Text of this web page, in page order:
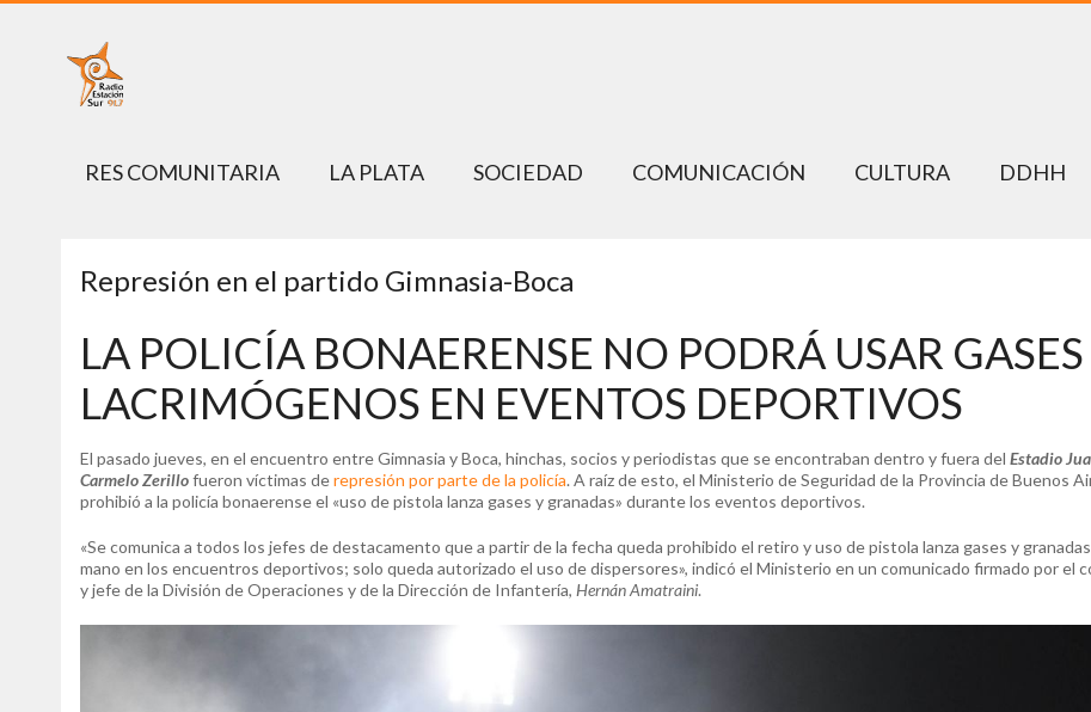
RES COMUNITARIA LA PLATA SOCIEDAD COMUNICACIÓN CULTURA DDHH
Represión en el partido Gimnasia-Boca
LA POLICÍA BONAERENSE NO PODRÁ USAR GASES
LACRIMÓGENOS EN EVENTOS DEPORTIVOS
El pasado jueves, en el encuentro entre Gimnasia y Boca, hinchas, socios y periodistas que se encontraban dentro y fuera del Estadio
Carmelo Zerillofueron víctimas derepresión por parte de la policía. A raíz de esto, el Ministerio de Seguridad de la Provincia de Buenos
prohibió a la policía bonaerense el «uso de pistola lanza gases y granadas» durante los eventos deportivos.
«Se comunica a todos los jefes de destacamento que a partir de la fecha queda prohibido el retiro y uso de pistola lanza gases y
mano en los encuentros deportivos; solo queda autorizado el uso de dispersores», indicó el Ministerio en un comunicado firmado por el
y jefe de la División de Operaciones y de la Dirección de Infantería, Hernán Amatraini.